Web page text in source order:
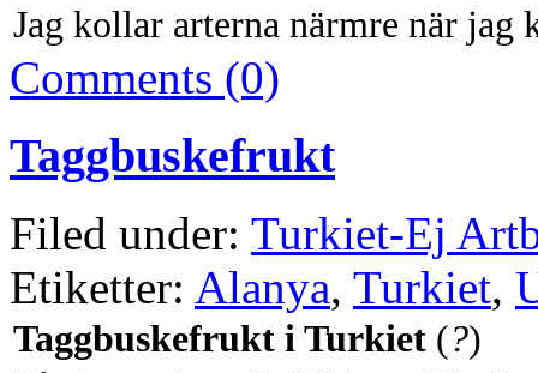
Jag kollar arterna närmre när jag
Comments (0)
Taggbuskefrukt
Filed under: Turkiet-Ej
Etiketter: Alanya, Turkiet,
Taggbuskefrukt i Turkiet (?)